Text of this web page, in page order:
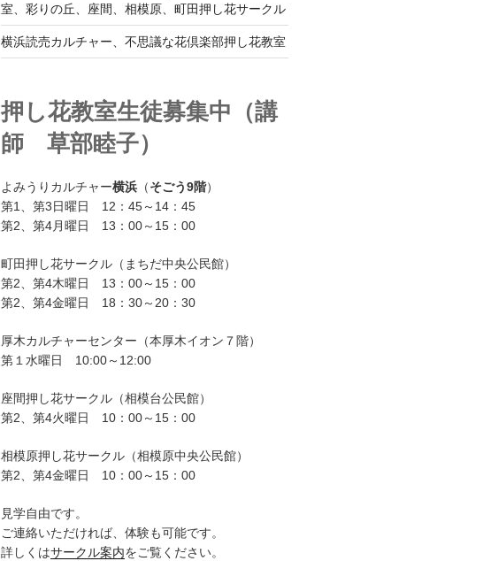
室、彩りの丘、座間、相模原、町田押し花サークル
横浜読売カルチャー、不思議な花倶楽部押し花教室
押し花教室生徒募集中（講
師 草部睦子）
よみうりカルチャー横浜（そごう9階）
第1、第3日曜日 12：45～14：45
第2、第4月曜日 13：00～15：00
町田押し花サークル（まちだ中央公民館）
第2、第4木曜日 13：00～15：00
第2、第4金曜日 18：30～20：30
厚木カルチャーセンター（本厚木イオン７階）
第１水曜日 10:00～12:00
座間押し花サークル（相模台公民館）
第2、第4火曜日 10：00～15：00
相模原押し花サークル（相模原中央公民館）
第2、第4金曜日 10：00～15：00
見学自由です。
ご連絡いただければ、体験も可能です。
詳しくはサークル案内をご覧ください。